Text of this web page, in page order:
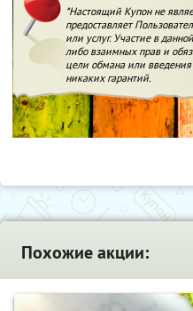
*Настоящий Купон не
предоставляет
или услуг. Участие в
либо взаимных прав и
цели обмана или
никаких гарантий.
Похожие акции: